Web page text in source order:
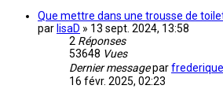
Que mettre dans une trousse de
par lisaD » 13 sept. 2024, 13:58
2 Réponses
53648 Vues
Dernier messagepar
16 févr. 2025, 02:23